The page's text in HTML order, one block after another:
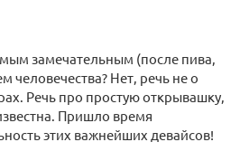
замечательным (после пива,
человечества? Нет, речь не о
Речь про простую открывашку,
Пришло время
этих важнейших девайсов!